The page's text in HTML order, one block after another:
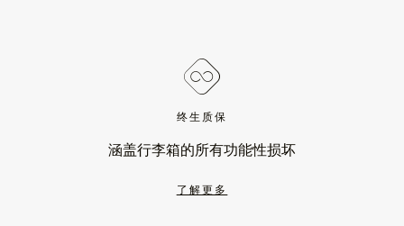
终生质保
涵盖行李箱的所有功能性损坏
了解更多